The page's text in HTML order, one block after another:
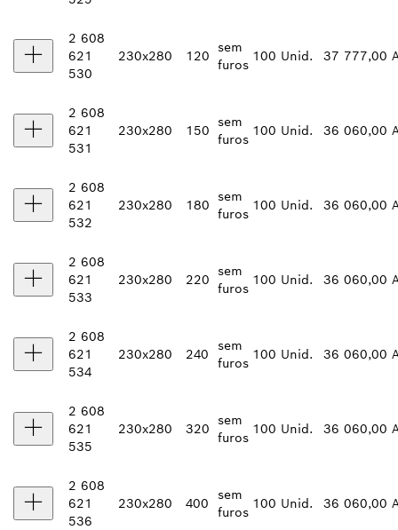
2 608
621
530
230x280 120
sem
furos
100 Unid. 37 777,00
2 608
621
531
230x280 150
sem
furos
100 Unid. 36 060,00
2 608
621
532
230x280 180
sem
furos
100 Unid. 36 060,00
2 608
621
533
230x280 220
sem
furos
100 Unid. 36 060,00
2 608
621
534
230x280 240
sem
furos
100 Unid. 36 060,00
2 608
621
535
230x280 320
sem
furos
100 Unid. 36 060,00
2 608
621
536
230x280 400
sem
furos
100 Unid. 36 060,00